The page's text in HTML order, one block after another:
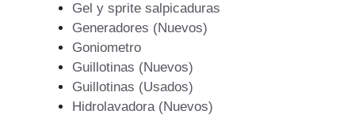
Gel y sprite salpicaduras
Generadores (Nuevos)
Goniometro
Guillotinas (Nuevos)
Guillotinas (Usados)
Hidrolavadora (Nuevos)